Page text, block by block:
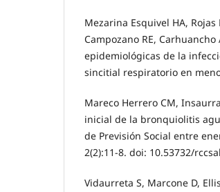
Mezarina Esquivel HA,
Campozano RE,
epidemiológicas de la
sincitial respiratorio en
Mareco Herrero CM,
inicial de la bronquiolitis
de Previsión Social entre
2(2):11-8. doi: 10.53732/
Vidaurreta S, Marcone D,